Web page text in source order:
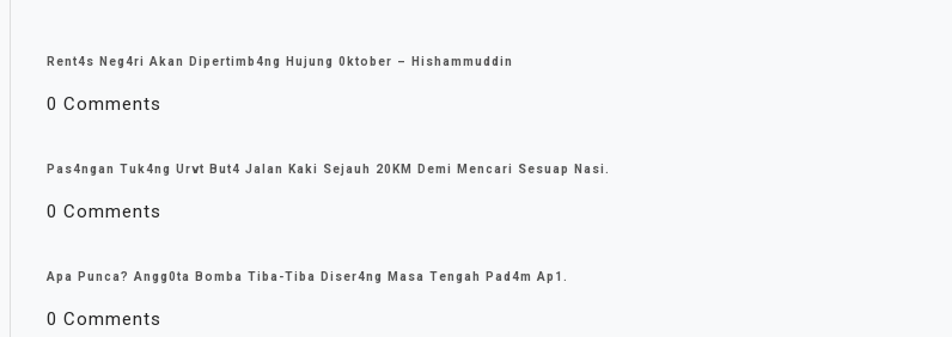
Rent4s Neg4ri Akan Dipertimb4ng Hujung 0ktober – Hishammuddin
0 Comments
Pas4ngan Tuk4ng Urvt But4 JaIan Kaki Sejauh 20KM Demi Mencari Sesuap Nasi.
0 Comments
Apa Punca? Angg0ta Bomba Tiba-Tiba Diser4ng Masa Tengah Pad4m Ap1.
0 Comments